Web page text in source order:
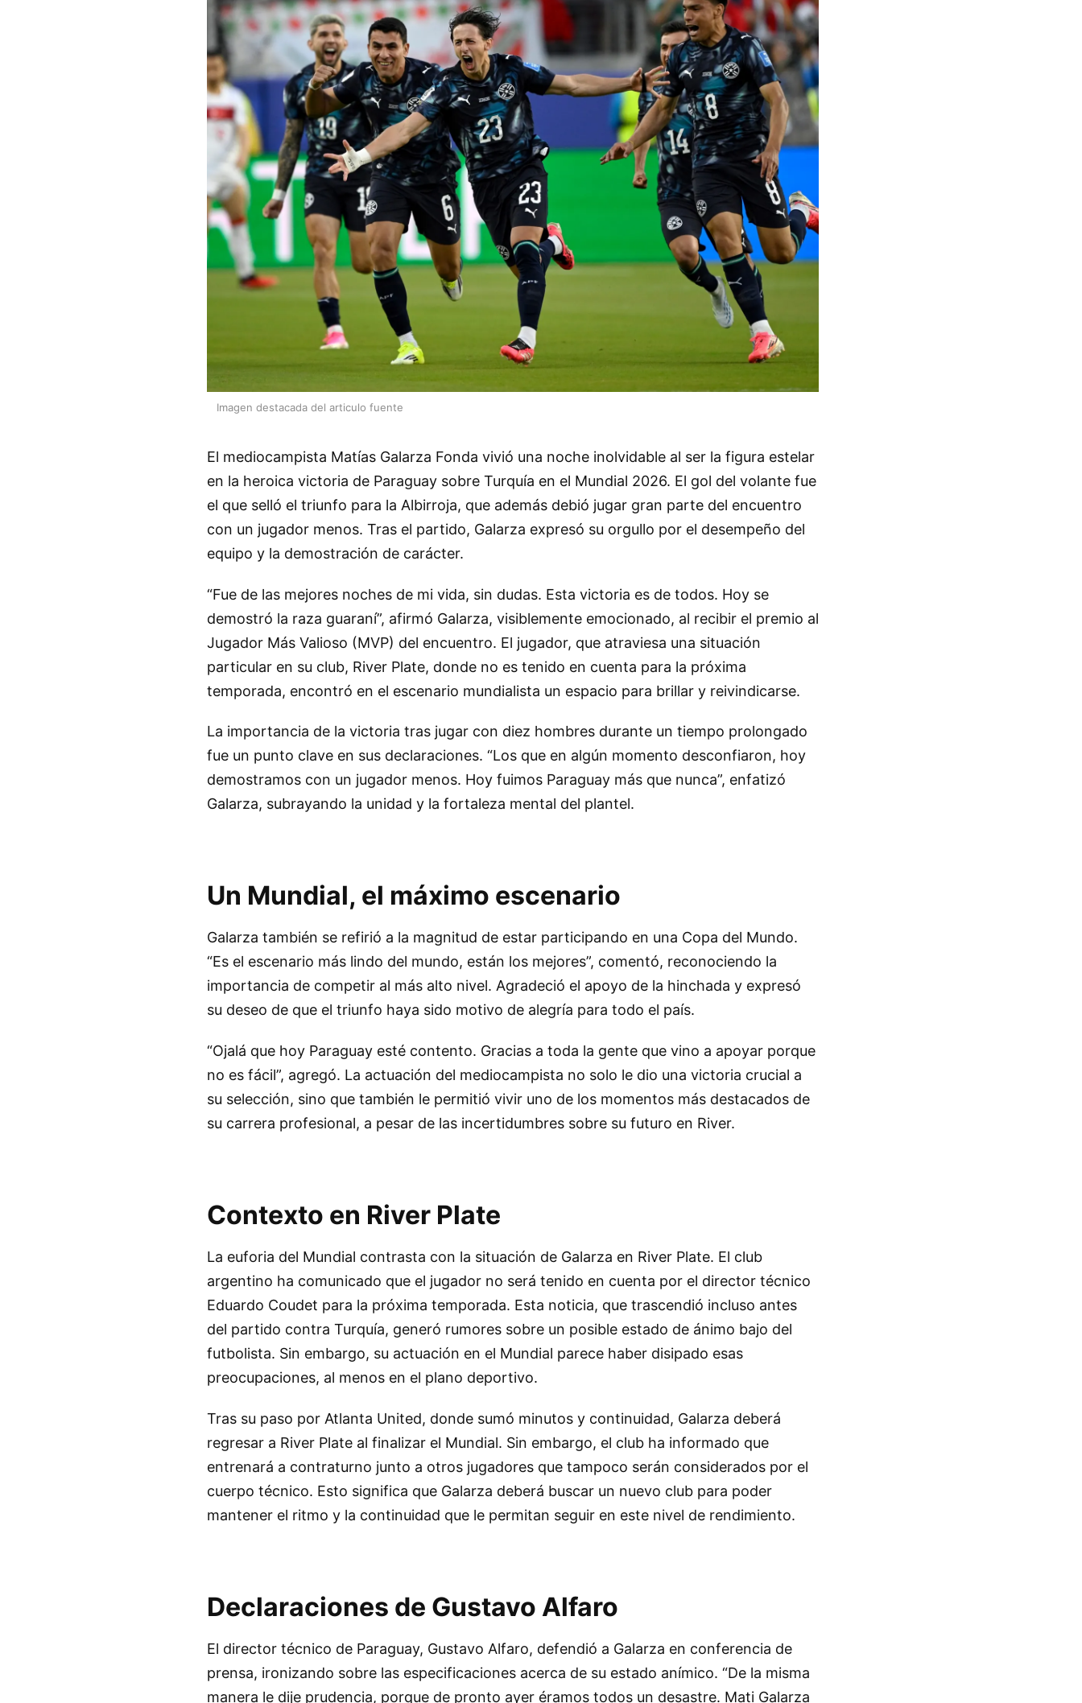
Imagen destacada del articulo fuente
El mediocampista Matías Galarza Fonda vivió una noche inolvidable al ser la figura estelar
en la heroica victoria de Paraguay sobre Turquía en el Mundial 2026. El gol del volante fue
el que selló el triunfo para la Albirroja, que además debió jugar gran parte del encuentro
con un jugador menos. Tras el partido, Galarza expresó su orgullo por el desempeño del
equipo y la demostración de carácter.
“Fue de las mejores noches de mi vida, sin dudas. Esta victoria es de todos. Hoy se
demostró la raza guaraní”, afirmó Galarza, visiblemente emocionado, al recibir el premio al
Jugador Más Valioso (MVP) del encuentro. El jugador, que atraviesa una situación
particular en su club, River Plate, donde no es tenido en cuenta para la próxima
temporada, encontró en el escenario mundialista un espacio para brillar y reivindicarse.
La importancia de la victoria tras jugar con diez hombres durante un tiempo prolongado
fue un punto clave en sus declaraciones. “Los que en algún momento desconfiaron, hoy
demostramos con un jugador menos. Hoy fuimos Paraguay más que nunca”, enfatizó
Galarza, subrayando la unidad y la fortaleza mental del plantel.
Un Mundial, el máximo escenario
Galarza también se refirió a la magnitud de estar participando en una Copa del Mundo.
“Es el escenario más lindo del mundo, están los mejores”, comentó, reconociendo la
importancia de competir al más alto nivel. Agradeció el apoyo de la hinchada y expresó
su deseo de que el triunfo haya sido motivo de alegría para todo el país.
“Ojalá que hoy Paraguay esté contento. Gracias a toda la gente que vino a apoyar porque
no es fácil”, agregó. La actuación del mediocampista no solo le dio una victoria crucial a
su selección, sino que también le permitió vivir uno de los momentos más destacados de
su carrera profesional, a pesar de las incertidumbres sobre su futuro en River.
Contexto en River Plate
La euforia del Mundial contrasta con la situación de Galarza en River Plate. El club
argentino ha comunicado que el jugador no será tenido en cuenta por el director técnico
Eduardo Coudet para la próxima temporada. Esta noticia, que trascendió incluso antes
del partido contra Turquía, generó rumores sobre un posible estado de ánimo bajo del
futbolista. Sin embargo, su actuación en el Mundial parece haber disipado esas
preocupaciones, al menos en el plano deportivo.
Tras su paso por Atlanta United, donde sumó minutos y continuidad, Galarza deberá
regresar a River Plate al finalizar el Mundial. Sin embargo, el club ha informado que
entrenará a contraturno junto a otros jugadores que tampoco serán considerados por el
cuerpo técnico. Esto significa que Galarza deberá buscar un nuevo club para poder
mantener el ritmo y la continuidad que le permitan seguir en este nivel de rendimiento.
Declaraciones de Gustavo Alfaro
El director técnico de Paraguay, Gustavo Alfaro, defendió a Galarza en conferencia de
prensa, ironizando sobre las especificaciones acerca de su estado anímico. “De la misma
manera le dije prudencia, porque de pronto ayer éramos todos un desastre. Mati Galarza